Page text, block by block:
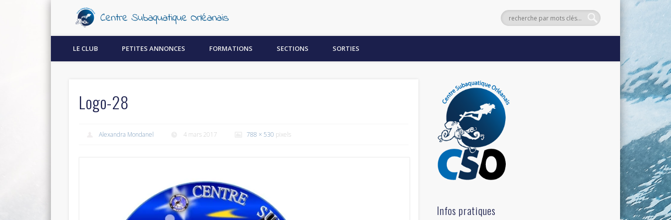
Découvrez la plongée sous-marine à Orléans !
LE CLUB PETITES ANNONCES FORMATIONS SECTIONS SORTIES
Logo-28
Alexandra Mondanel 4 mars 2017 788 × 530 pixels
Infos pratiques